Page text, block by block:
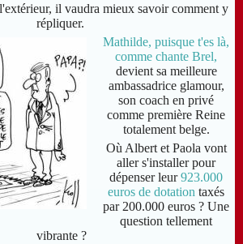
il vaudra mieux savoir comment y
répliquer.
Mathilde, puisque t'es là,
comme chante Brel,
devient sa meilleure
ambassadrice glamour,
son coach en privé
comme première Reine
totalement belge.
Où Albert et Paola vont
aller s'installer pour
dépenser leur923.000
euros de dotation taxés
par 200.000 euros ? Une
question tellement
vibrante ?